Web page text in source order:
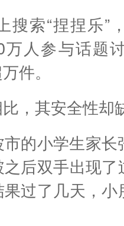
索“捏捏乐”
万人参与话题
件。
其安全性却
的小学生家长
后双手出现
过了几天，